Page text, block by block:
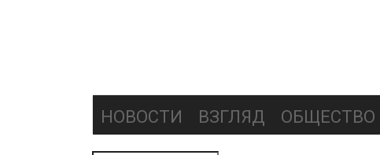
НОВОСТИ ВЗГЛЯД ОБЩЕСТВО